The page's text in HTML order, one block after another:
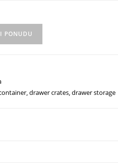
PONUDU
,drawer crates,drawer storage